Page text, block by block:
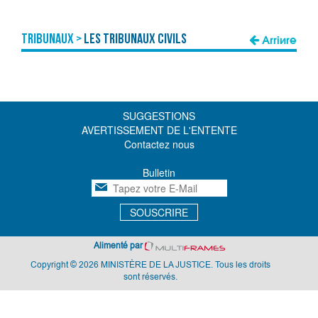
TRIBUNAUX >Les Tribunaux Civils Arrière
SUGGESTIONS
AVERTISSEMENT DE L'ENTENTE
Contactez nous
Bulletin
SOUSCRIRE
Alimenté par
Copyright © 2026 MINISTÈRE DE LA JUSTICE. Tous les droits
sont réservés.